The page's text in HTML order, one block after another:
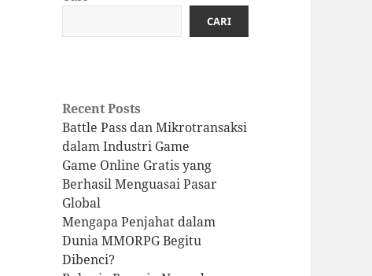
CARI
Recent Posts
Battle Pass dan Mikrotransaksi
dalam Industri Game
Game Online Gratis yang
Berhasil Menguasai Pasar
Global
Mengapa Penjahat dalam
Dunia MMORPG Begitu
Dibenci?